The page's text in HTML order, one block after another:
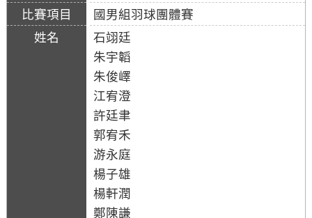
國男組羽球團體賽
石翊廷
朱宇韜
朱俊嶧
江宥澄
許廷聿
郭宥禾
游永庭
楊子雄
楊軒潤
鄭陳謙